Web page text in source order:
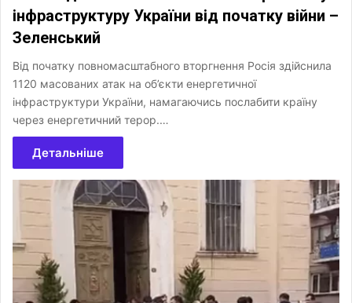
інфраструктуру України від початку війни –
Зеленський
Від початку повномасштабного вторгнення Росія здійснила
1120 масованих атак на об’єкти енергетичної
інфраструктури України, намагаючись послабити країну
через енергетичний терор.…
Детальніше